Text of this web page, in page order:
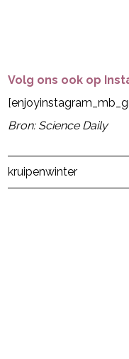
Volg ons ook op
Bron: Science Daily
kruipenwinter